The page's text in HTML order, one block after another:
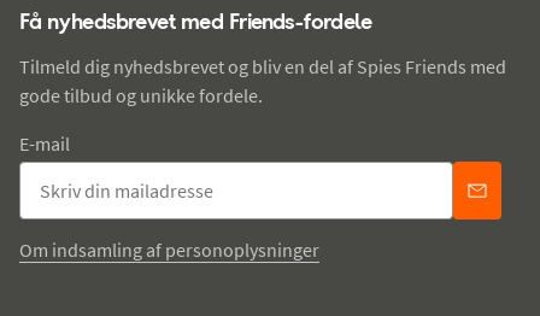
Få nyhedsbrevet med Friends-fordele
Tilmeld dig nyhedsbrevet og bliv en del af Spies Friends med
gode tilbud og unikke fordele.
E-mail
Om indsamling af personoplysninger